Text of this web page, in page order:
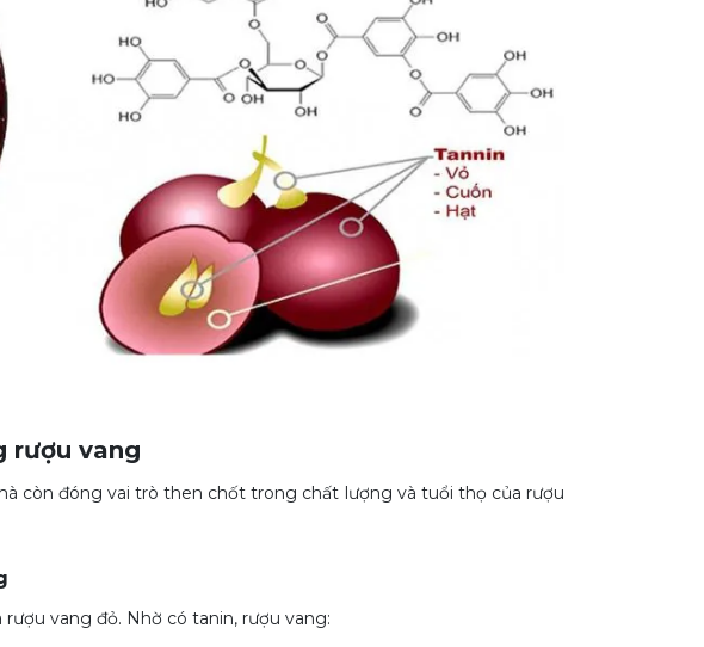
rượu vang
còn đóng vai trò then chốt trong chất lượng và tuổi thọ của rượu
vang đỏ. Nhờ có tanin, rượu vang: